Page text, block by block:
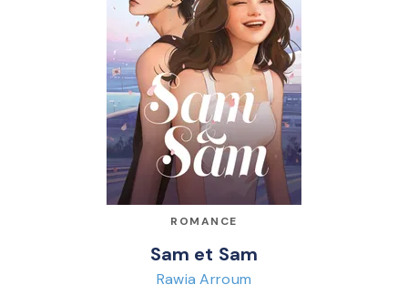
ROMANCE
Sam et Sam
Rawia Arroum